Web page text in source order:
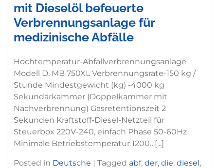
mit Dieselöl befeuerte
Verbrennungsanlage für
medizinische Abfälle
Hochtemperatur-Abfallverbrennungsanlage
Modell D. MB 750XL Verbrennungsrate-150 kg /
Stunde Mindestgewicht (kg) -4000 kg
Sekundärkammer (Doppelkammer mit
Nachverbrennung) Gasretentionszeit 2
Sekunden Kraftstoff-Diesel-Netzteil für
Steuerbox 220V-240, einfach Phase 50-60Hz
Minimale Betriebstemperatur 1200…[...]
Posted in Deutsche | Tagged abf, der, die, diesel,